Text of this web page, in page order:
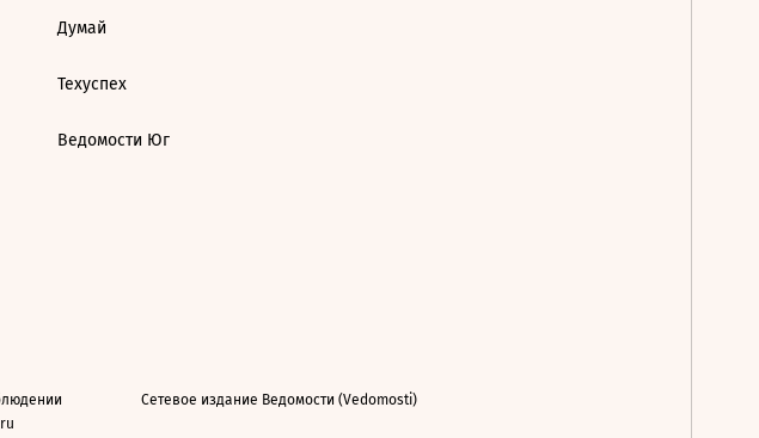
Думай
Техуспех
Ведомости Юг
Сетевое издание Ведомости (Vedomosti)